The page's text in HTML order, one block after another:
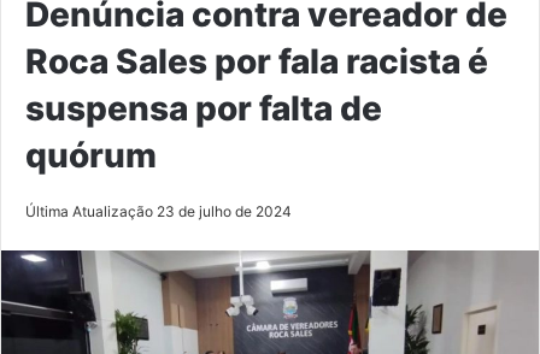
Denúncia contra vereador de
Roca Sales por fala racista é
suspensa por falta de
quórum
Última Atualização 23 de julho de 2024